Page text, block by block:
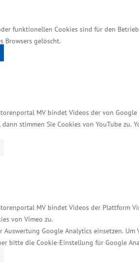
funktionellen Cookies sind für den
Browsers gelöscht.
MV bindet Videos der von
dann stimmen Sie Cookies von YouTube zu.
MV bindet Videos der Plattform
von Vimeo zu.
Auswertung Google Analytics einsetzen. Um
bitte die Cookie-Einstellung für Google
Amtschefs- und chefinnen
durch Minister
Stralsund
verschiedene Projekte